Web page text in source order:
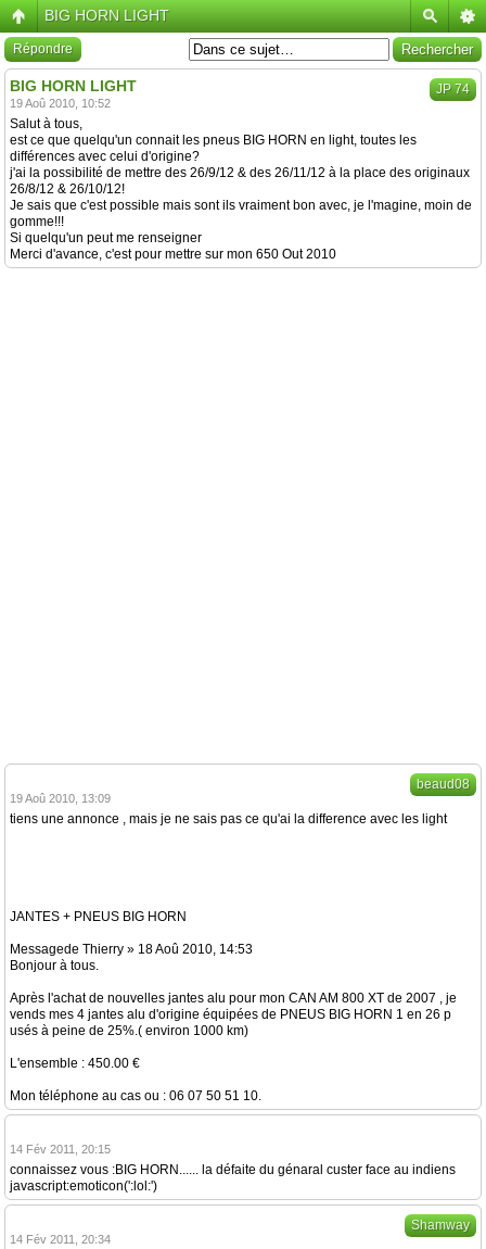
BIG HORN LIGHT
Répondre
JP 74
BIG HORN LIGHT
19 Aoû 2010, 10:52
Salut à tous,
est ce que quelqu'un connait les pneus BIG HORN en light, toutes les
différences avec celui d'origine?
j'ai la possibilité de mettre des 26/9/12 & des 26/11/12 à la place des originaux
26/8/12 & 26/10/12!
Je sais que c'est possible mais sont ils vraiment bon avec, je l'magine, moin de
gomme!!!
Si quelqu'un peut me renseigner
Merci d'avance, c'est pour mettre sur mon 650 Out 2010
beaud08
19 Aoû 2010, 13:09
tiens une annonce , mais je ne sais pas ce qu'ai la difference avec les light
JANTES + PNEUS BIG HORN
Messagede Thierry » 18 Aoû 2010, 14:53
Bonjour à tous.
Après l'achat de nouvelles jantes alu pour mon CAN AM 800 XT de 2007 , je
vends mes 4 jantes alu d'origine équipées de PNEUS BIG HORN 1 en 26 p
usés à peine de 25%.( environ 1000 km)
L'ensemble : 450.00 €
Mon téléphone au cas ou : 06 07 50 51 10.
14 Fév 2011, 20:15
connaissez vous :BIG HORN...... la défaite du génaral custer face au indiens
javascript:emoticon(':lol:')
Shamway
14 Fév 2011, 20:34